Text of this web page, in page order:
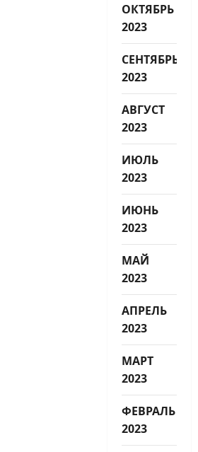
ОКТЯБРЬ
2023
СЕНТЯБРЬ
2023
АВГУСТ
2023
ИЮЛЬ
2023
ИЮНЬ
2023
МАЙ
2023
АПРЕЛЬ
2023
МАРТ
2023
ФЕВРАЛЬ
2023